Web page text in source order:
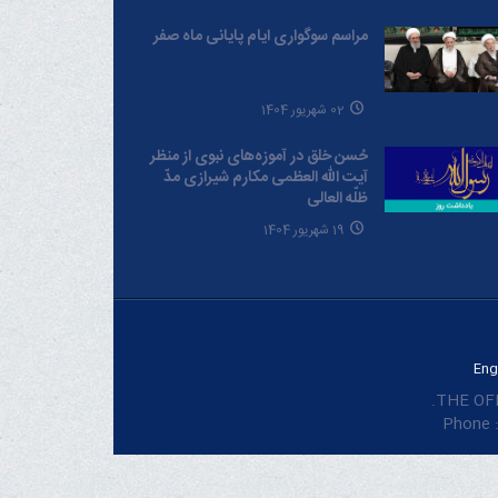
مراسم سوگواری ایام پایانی ماه صفر
02 شهریور 1404
حُسن خلق در آموزه‌های نبوی از منظر
آیت الله العظمی مکارم شیرازی مدّ
ظلّه العالی
19 شهریور 1404
THE
Phone